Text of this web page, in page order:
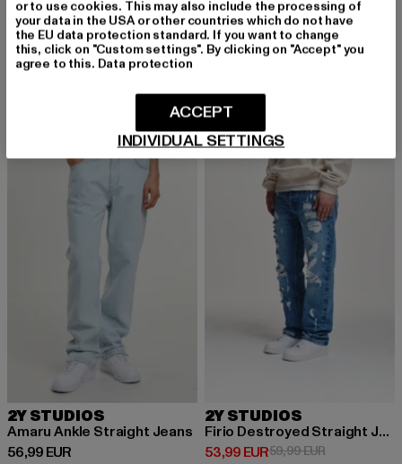
2Y STUDIOS
Gabrie Basic Straight Jeans
39,99 EUR
Derzeitiger Preis: 39,99 EUR
49,99 EUR Aktionspreis: 49,99 EUR
2Y STUDIOS
Arun Open Hem
2Y STUDIOS
Amaru Ankle Straight Jeans
56,99 EUR
Derzeitiger Preis: 56,99 EUR
-10%
2Y STUDIOS
Firio Destroyed Straight Jeans
53,99 EUR
Derzeitiger Preis: 53,99 EUR
59,99 EURAktionspreis:
or to use cookies. This may also include the processing of
your data in the USA or other countries which do not have
the EU data protection standard. If you want to change
this, click on "Custom settings". By clicking on "Accept" you
agree to this. Data protection
INDIVIDUAL SETTINGS
ACCEPT